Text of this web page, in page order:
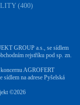
(400)
GROUP a.s., se sídlem
rejstříku pod sp. zn.
AGROFERT
sídlem na adrese Pyšelská
©2026